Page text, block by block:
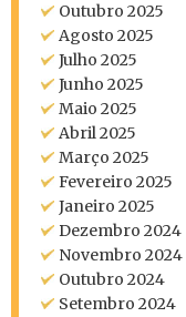
Outubro 2025
Agosto 2025
Julho 2025
Junho 2025
Maio 2025
Abril 2025
Março 2025
Fevereiro 2025
Janeiro 2025
Dezembro 2024
Novembro 2024
Outubro 2024
Setembro 2024